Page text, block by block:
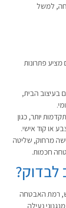
למשל
מציע פתרונות
בעיצוב הבית,
.
יותר, כגון
או קוד אישי.
מרחוק, שליטה
חכמות.
לבדוק?
רמת האבטחה